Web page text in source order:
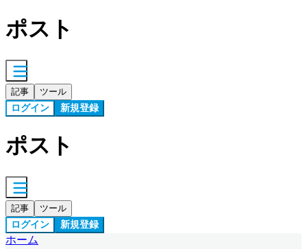
ポスト
記事 ツール
ログイン 新規登録
ポスト
記事 ツール
ログイン 新規登録
ホーム